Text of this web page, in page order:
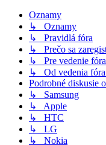
Oznamy
↳ Oznamy
↳ Pravidlá fóra
↳ Prečo sa
↳ Pre vedenie
↳ Od vedenia
Podrobné diskusie
↳ Samsung
↳ Apple
↳ HTC
↳ LG
↳ Nokia